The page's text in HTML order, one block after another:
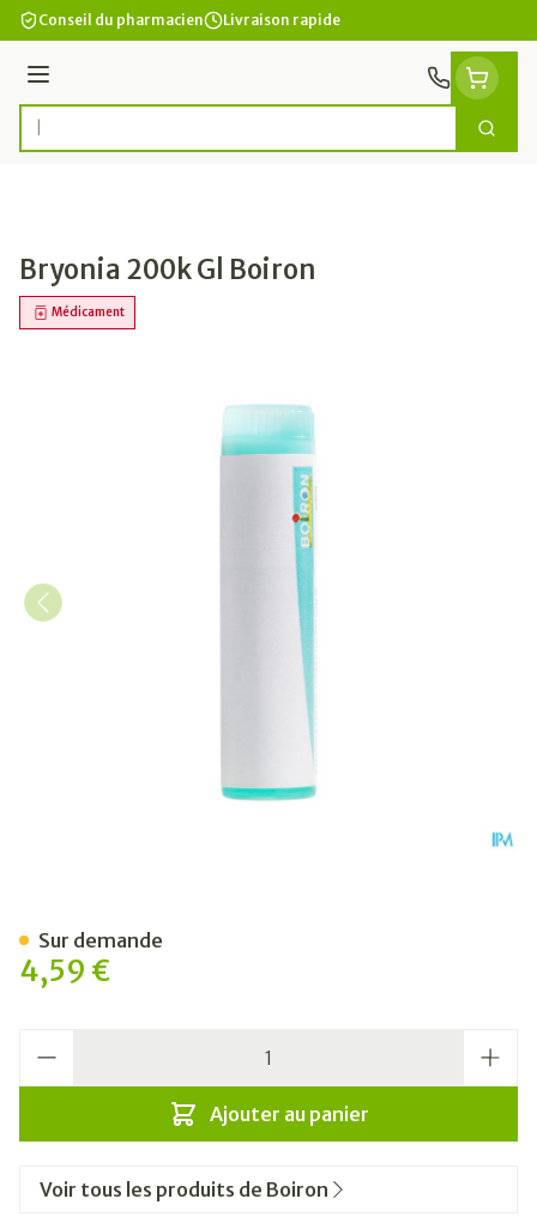
Aller au contenu
Conseil du pharmacien Livraison rapide
Menu
Rechercher
Bryonia 200k Gl Boiron
Médicament
4,59 €
Ajouter au panier
Sur demande
Voir tous les produits de Boiron